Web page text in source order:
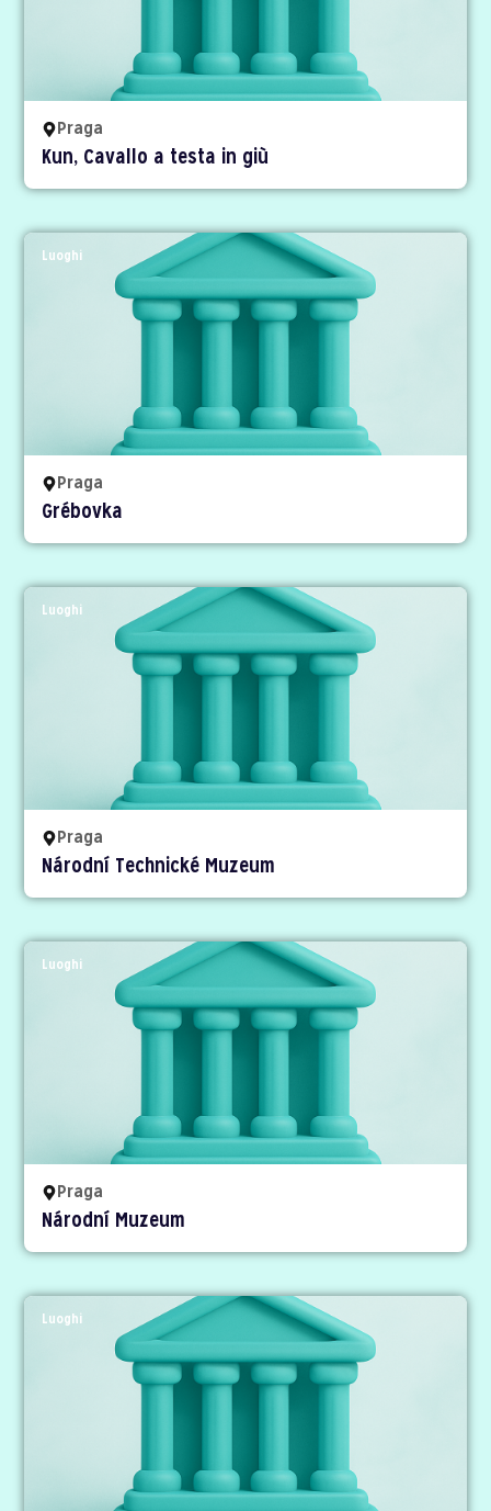
Praga
Kun, Cavallo a testa in giù
Luoghi
Praga
Grébovka
Luoghi
Praga
Národní Technické Muzeum
Luoghi
Praga
Národní Muzeum
Luoghi